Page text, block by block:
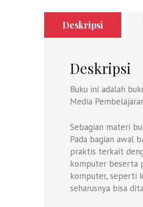
Deskripsi
Deskripsi
Buku ini adalah
Media
Sebagian materi
Pada bagian awal
praktis terkait
komputer beserta
komputer, seperti
seharusnya bisa